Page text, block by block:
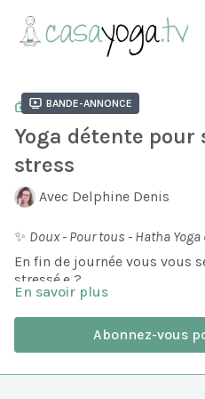
Bande-annonce
COLLECTION
Yoga détente pour
stress
Avec Delphine Denis
✨ Doux - Pour tous - Hatha
En fin de journée vous vous
stressé.e ?
Ce Parcours de Yoga doux,
chaque soir de la semaine
tensions et le stress
En savoir plus
Abonnez-vous